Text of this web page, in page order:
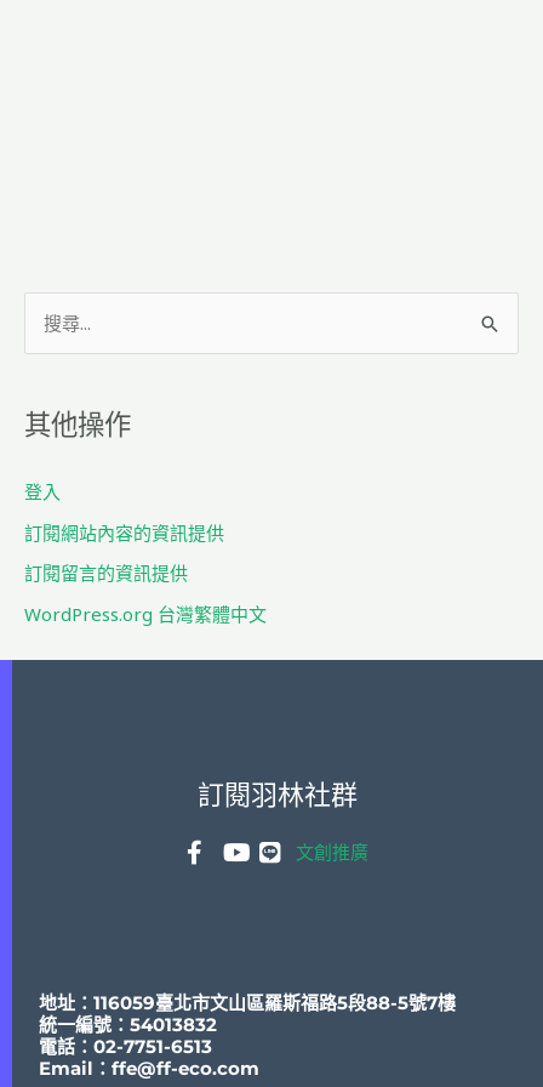
鍵
其他操作
登入
訂閱網站內容的資訊提供
訂閱留言的資訊提供
WordPress.org 台灣繁體中文
訂閱羽林社群
文創推廣
地址：116059臺北市文山區羅斯福路5段88-5號7樓
統一編號：54013832
電話：02-7751-6513
Email：ffe@ff-eco.com